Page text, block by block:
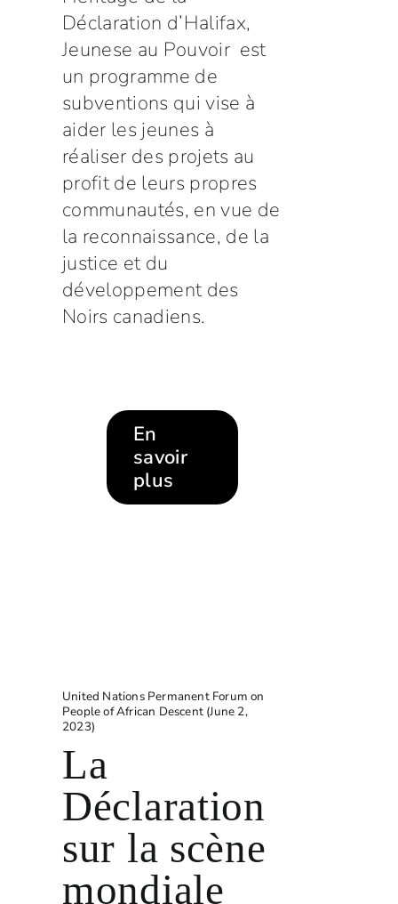
Déclaration d’Halifax,
Jeunese au Pouvoir est
un programme de
subventions qui vise à
aider les jeunes à
réaliser des projets au
profit de leurs propres
communautés, en vue de
la reconnaissance, de la
justice et du
développement des
Noirs canadiens.
En
savoir
plus
United Nations Permanent Forum on
People of African Descent (June 2,
2023)
La
Déclaration
sur la scène
mondiale